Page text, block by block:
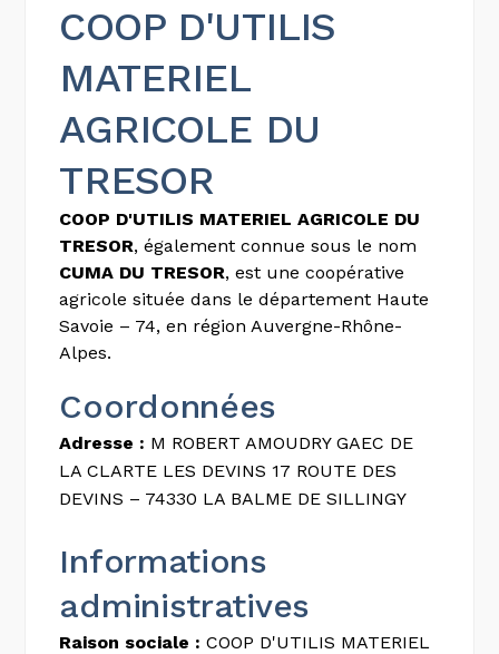
COOP D'UTILIS
MATERIEL
AGRICOLE DU
TRESOR
COOP D'UTILIS MATERIEL AGRICOLE DU
TRESOR, également connue sous le nom
CUMA DU TRESOR, est une coopérative
agricole située dans le département Haute
Savoie – 74, en région Auvergne-Rhône-
Alpes.
Coordonnées
Adresse : M ROBERT AMOUDRY GAEC DE
LA CLARTE LES DEVINS 17 ROUTE DES
DEVINS – 74330 LA BALME DE SILLINGY
Informations
administratives
Raison sociale : COOP D'UTILIS MATERIEL